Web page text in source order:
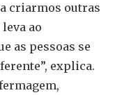
criarmos outras
ao
as pessoas se
explica.